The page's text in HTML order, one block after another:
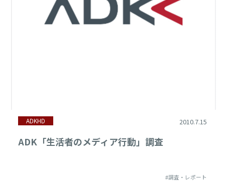
ADKHD 2010.7.15
ADK「生活者のメディア行動」調査
#調査・レポート